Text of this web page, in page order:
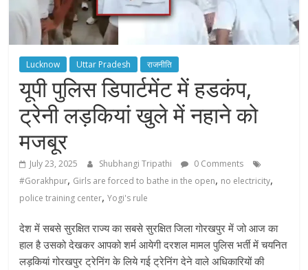
Lucknow Uttar Pradesh राजनीति
यूपी पुलिस डिपार्टमेंट में हडकंप,
ट्रेनी लड़कियां खुले में नहाने को
मजबूर
July 23, 2025 Shubhangi Tripathi
0 Comments
#Gorakhpur, Girls are forced to bathe in the open, no electricity,
police training center,Yogi's rule
देश में सबसे सुरक्षित राज्य का सबसे सुरक्षित जिला गोरखपुर में जो आज का
हाल है उसको देखकर आपको शर्म आयेगी दरशल मामलपुलिस भर्ती में चयनित
लड़कियांगोरखपुरट्रेनिंग के लिये गई ट्रेनिंग देने वाले अधिकारियों की